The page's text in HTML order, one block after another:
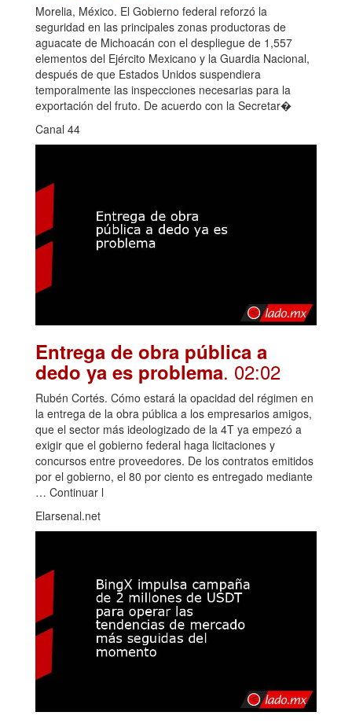
Morelia, México. El Gobierno federal reforzó la
seguridad en las principales zonas productoras de
aguacate de Michoacán con el despliegue de 1,557
elementos del Ejército Mexicano y la Guardia Nacional,
después de que Estados Unidos suspendiera
temporalmente las inspecciones necesarias para la
exportación del fruto. De acuerdo con la Secretar�
Canal 44
Entrega de obra pública a
dedo ya es problema. 02:02
Rubén Cortés. Cómo estará la opacidad del régimen en
la entrega de la obra pública a los empresarios amigos,
que el sector más ideologizado de la 4T ya empezó a
exigir que el gobierno federal haga licitaciones y
concursos entre proveedores. De los contratos emitidos
por el gobierno, el 80 por ciento es entregado mediante
… Continuar l
Elarsenal.net